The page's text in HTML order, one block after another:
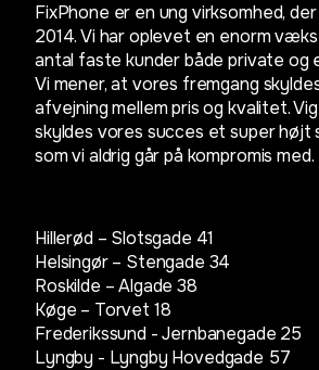
FixPhone er en ung virksomhed,
2014. Vi har oplevet en enorm
antal faste kunder både private og
Vi mener, at vores fremgang
afvejning mellem pris og kvalitet.
skyldes vores succes et super højt
som vi aldrig går på kompromis med.
Hillerød – Slotsgade 41
Helsingør – Stengade 34
Roskilde – Algade 38
Køge – Torvet 18
Frederikssund - Jernbanegade 25
Lyngby - Lyngby Hovedgade 57